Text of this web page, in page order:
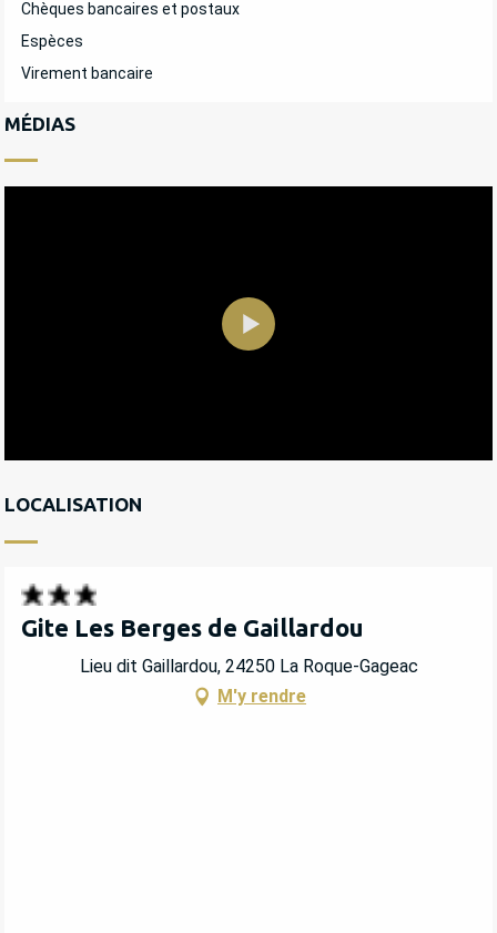
Chèques bancaires et postaux
Espèces
Virement bancaire
MÉDIAS
LOCALISATION
Gite Les Berges de Gaillardou
Lieu dit Gaillardou, 24250 La Roque-Gageac
M'y rendre